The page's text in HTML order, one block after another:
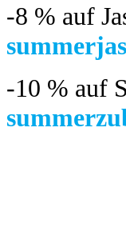
-8 % auf
-10 % auf